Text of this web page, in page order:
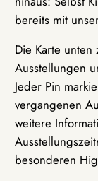
bereits mit
Die Karte
Ausstellungen
Jeder Pin
vergangenen
weitere
besonderen